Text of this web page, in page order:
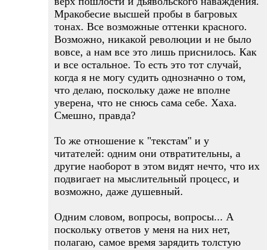
Мракобесие высшей пробы в багровых
тонах. Все возможные оттенки красного.
Возможно, никакой революции и не было
вовсе, а нам все это лишь приснилось. Как
и все остальное. То есть это тот случай,
когда я не могу судить однозначно о том,
что делаю, поскольку даже не вполне
уверена, что не снюсь сама себе. Хаха.
Смешно, правда?
То же отношение к "текстам" и у
читателей: одним они отвратительны, а
другие наоборот в этом видят нечто, что их
подвигает на мыслительный процесс, и
возможно, даже душевный.
Одним словом, вопросы, вопросы... А
поскольку ответов у меня на них нет,
полагаю, самое время зарядить толстую